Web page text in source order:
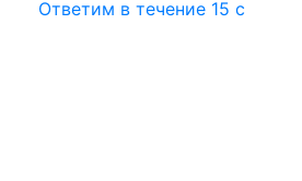
Ответим в течение 15 с